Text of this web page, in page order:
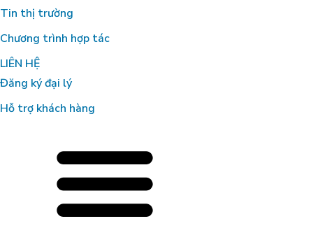
Tin thị trường
Chương trình hợp tác
LIÊN HỆ
Đăng ký đại lý
Hỗ trợ khách hàng